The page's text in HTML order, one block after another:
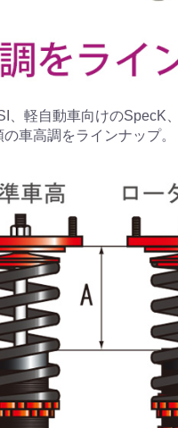
軽自動車向けのSpecK
車高調をラインナップ。